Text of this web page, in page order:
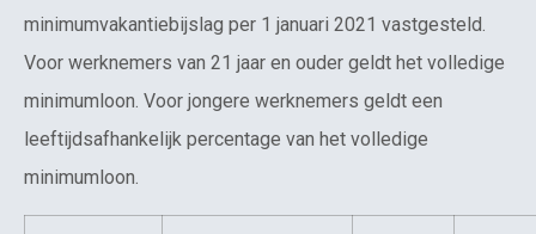
minimumvakantiebijslag per 1 januari 2021 vastgesteld.
Voor werknemers van 21 jaar en ouder geldt het volledige
minimumloon. Voor jongere werknemers geldt een
leeftijdsafhankelijk percentage van het volledige
minimumloon.